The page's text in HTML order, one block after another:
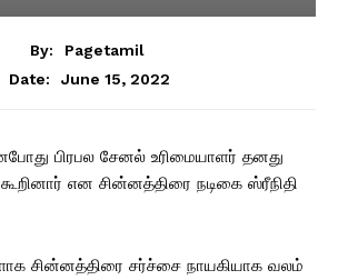
By:
Pagetamil
Date:
June 15, 2022
பிரபல சேனல் உரிமையாளர் தனது
கூறினார் என சின்னத்திரை நடிகை ஸ்ரீநிதி
சின்னத்திரை சர்ச்சை நாயகியாக வலம்